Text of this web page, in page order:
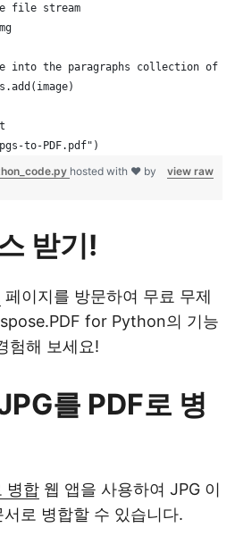
file stream
into the paragraphs collection of
to-PDF.pdf")
view raw
hosted with ❤ by
받기!
페이지를 방문하여 무료 무제
for Python의 기능
험해 보세요!
를 PDF로 병
병합 웹 앱을 사용하여 JPG 이
로 병합할 수 있습니다.